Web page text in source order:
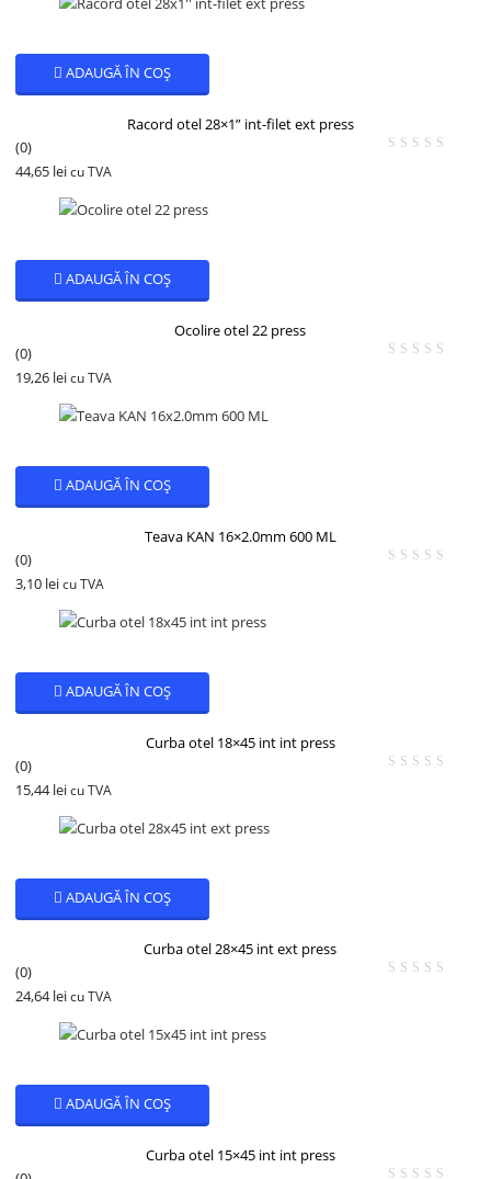
ADAUGĂ ÎN COȘ
Racord otel 28×1” int-filet ext press
(0)
44,65 lei cu TVA
ADAUGĂ ÎN COȘ
Ocolire otel 22 press
(0)
19,26 lei cu TVA
ADAUGĂ ÎN COȘ
Teava KAN 16×2.0mm 600 ML
(0)
3,10 lei cu TVA
ADAUGĂ ÎN COȘ
Curba otel 18×45 int int press
(0)
15,44lei cu TVA
ADAUGĂ ÎN COȘ
Curba otel 28×45 int ext press
(0)
24,64lei cu TVA
ADAUGĂ ÎN COȘ
Curba otel 15×45 int int press